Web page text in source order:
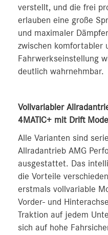
verstellt, und die frei
erlauben eine große
und maximaler
zwischen komfortabler
Fahrwerkseinstellung
deutlich wahrnehmbar.
Vollvariabler
4MATIC+ mit Drift
Alle Varianten sind
Allradantrieb AMG
ausgestattet. Das
die Vorteile
erstmals vollvariable
Vorder- und
Traktion auf jedem
sich auf hohe